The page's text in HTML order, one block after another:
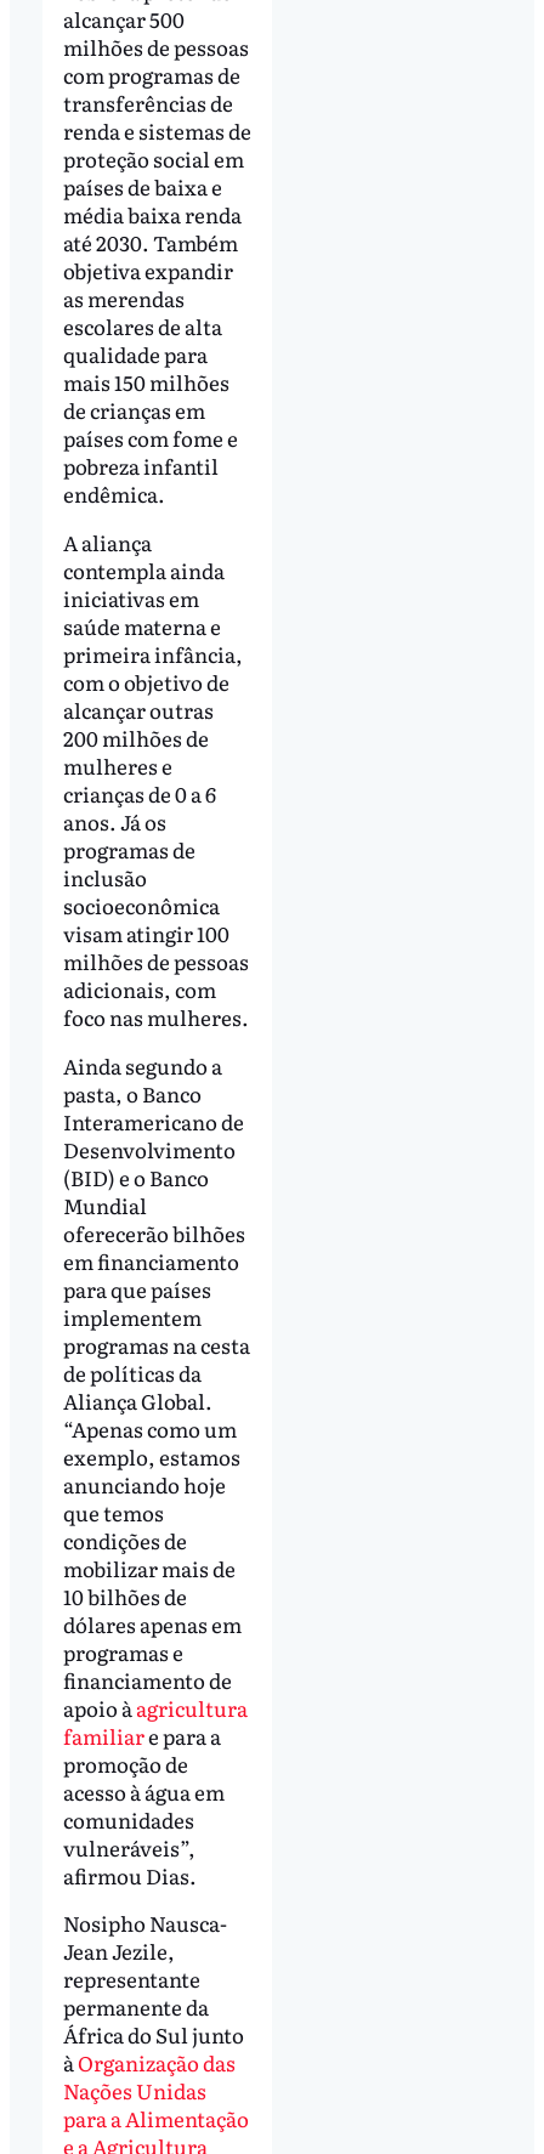
alcançar 500
milhões de pessoas
com programas de
transferências de
renda e sistemas de
proteção social em
países de baixa e
média baixa renda
até 2030. Também
objetiva expandir
as merendas
escolares de alta
qualidade para
mais 150 milhões
de crianças em
países com fome e
pobreza infantil
endêmica.
A aliança
contempla ainda
iniciativas em
saúde materna e
primeira infância,
com o objetivo de
alcançar outras
200 milhões de
mulheres e
crianças de 0 a 6
anos. Já os
programas de
inclusão
socioeconômica
visam atingir 100
milhões de pessoas
adicionais, com
foco nas mulheres.
Ainda segundo a
pasta, o Banco
Interamericano de
Desenvolvimento
(BID) e o Banco
Mundial
oferecerão bilhões
em financiamento
para que países
implementem
programas na cesta
de políticas da
Aliança Global.
“Apenas como um
exemplo, estamos
anunciando hoje
que temos
condições de
mobilizar mais de
10 bilhões de
dólares apenas em
programas e
financiamento de
apoio à agricultura
familiare para a
promoção de
acesso à água em
comunidades
vulneráveis”,
afirmou Dias.
Nosipho Nausca-
Jean Jezile,
representante
permanente da
África do Sul junto
àOrganização das
Nações Unidas
para a Alimentação
e a Agricultura